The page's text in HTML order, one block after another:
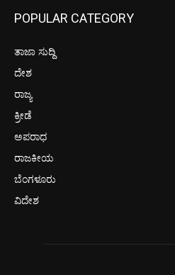
POPULAR CATEGORY
ತಾಜಾ ಸುದ್ದಿ
ದೇಶ
ರಾಜ್ಯ
ಕ್ರೀಡೆ
ಅಪರಾಧ
ರಾಜಕೀಯ
ಬೆಂಗಳೂರು
ವಿದೇಶ